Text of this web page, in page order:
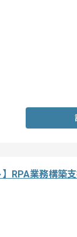
RPA業務構築